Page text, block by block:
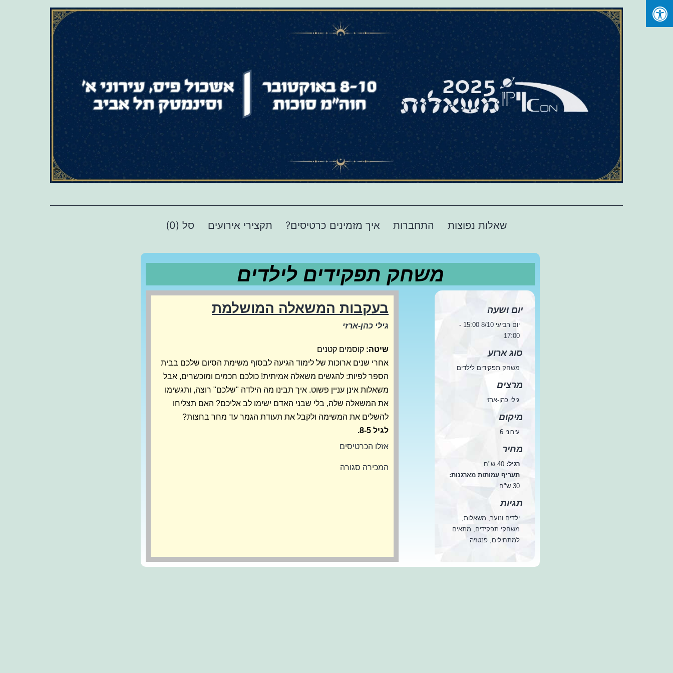
Skip
שאלות נפוצות התחברות איך מזמינים כרטיסים? תקצירי אירועים סל (0)
משחק תפקידים לילדים
יום ושעה
יום רביעי 8/10 15:00 -
17:00
סוג ארוע
משחק תפקידים לילדים
מרצים
גילי כהן-ארזי
מיקום
עירוני 6
מחיר
רגיל: 40 ש"ח
תעריף עמותות מארגנות:
30 ש"ח
תגיות
ילדים ונוער, משאלות,
משחקי תפקידים, מתאים
למתחילים, פנטזיה
בעקבות המשאלה המושלמת
גילי כהן-ארזי
שיטה: קוסמים קטנים
אחרי שנים ארוכות של לימוד הגיעה לבסוף משימת הסיום שלכם בבית
הספר לפיות: להגשים משאלה אמיתית! כולכם חכמים ומוכשרים, אבל
משאלות אינן עניין פשוט. איך תבינו מה הילדה "שלכם" רוצה, ותגשימו
את המשאלה שלה, בלי שבני האדם ישימו לב אליכם? האם תצליחו
להשלים את המשימה ולקבל את תעודת הגמר עד מחר בחצות?
לגיל 8-5.
אזלו הכרטיסים
המכירה סגורה